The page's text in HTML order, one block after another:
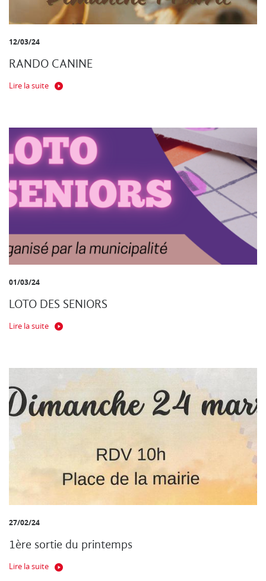
12/03/24
RANDO CANINE
Lire la suite
01/03/24
LOTO DES SENIORS
Lire la suite
27/02/24
1ère sortie du printemps
Lire la suite